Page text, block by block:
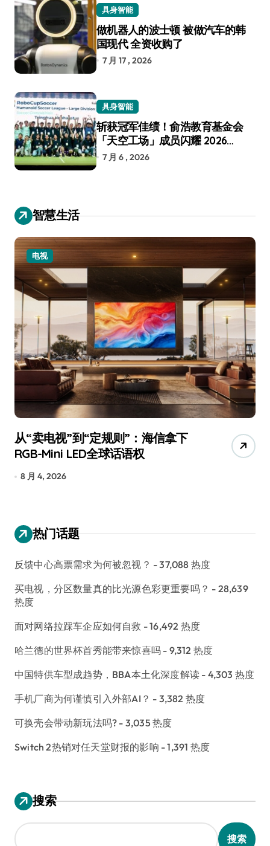
具身智能
做机器人的波士顿 被做汽车的韩
国现代 全资收购了
7 月 17 , 2026
具身智能
斩获冠军佳绩！俞浩教育基金会
「天空工场」成员闪耀 2026
RoboCup 机器人世界杯
7 月 6 , 2026
智慧生活
追觅、石头科技注意：你们的扫地机
已被美国认定为“战略武器”
7 月 30, 2026
热门话题
反馈中心高票需求为何被忽视？ - 37,088 热度
买电视，分区数量真的比光源色彩更重要吗？ - 28,639
热度
面对网络拉踩车企应如何自救 - 16,492 热度
哈兰德的世界杯首秀能带来惊喜吗 - 9,312 热度
中国特供车型成趋势，BBA本土化深度解读 - 4,303 热度
手机厂商为何谨慎引入外部AI？ - 3,382 热度
可换壳会带动新玩法吗? - 3,035 热度
Switch 2热销对任天堂财报的影响 - 1,391 热度
搜索
搜索